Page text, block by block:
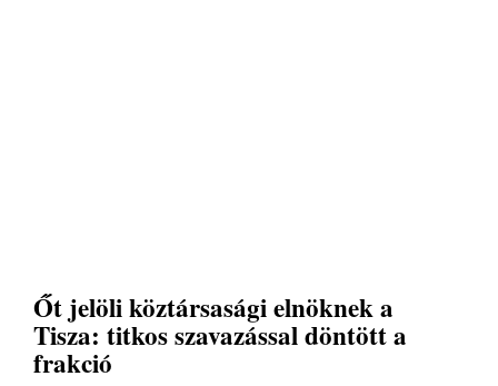
Őt jelöli köztársasági elnöknek a
Tisza: titkos szavazással döntött a
frakció